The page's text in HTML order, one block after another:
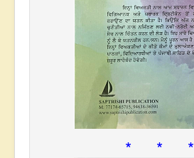
* * *